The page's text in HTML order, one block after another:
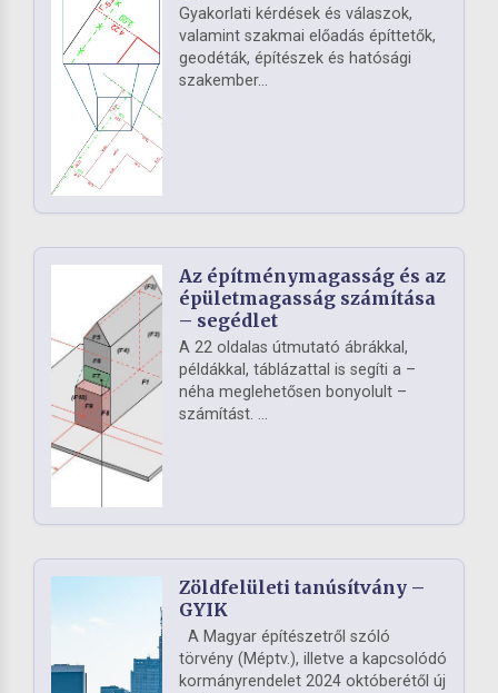
Gyakorlati kérdések és válaszok,
valamint szakmai előadás építtetők,
geodéták, építészek és hatósági
szakember...
Az építménymagasság és az
épületmagasság számítása
– segédlet
A 22 oldalas útmutató ábrákkal,
példákkal, táblázattal is segíti a –
néha meglehetősen bonyolult –
számítást. ...
Zöldfelületi tanúsítvány –
GYIK
A Magyar építészetről szóló
törvény (Méptv.), illetve a kapcsolódó
kormányrendelet 2024 októberétől új